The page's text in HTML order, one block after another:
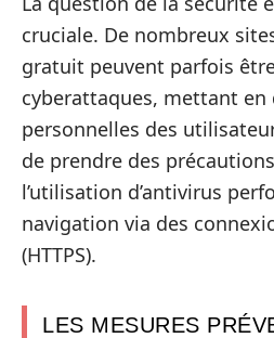
cruciale. De nombreux
gratuit peuvent parfois
cyberattaques, mettant en
personnelles des
de prendre des
l’utilisation d’antivirus
navigation via des
(HTTPS).
LES MESURES